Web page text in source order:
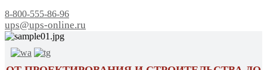
8-800-555-86-96
ups@ups-online.ru